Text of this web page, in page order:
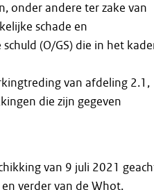
onder andere ter zake van
schade en
(O/GS) die in het
van afdeling 2.1,
die zijn gegeven
van 9 juli 2021
verder van de Whot.